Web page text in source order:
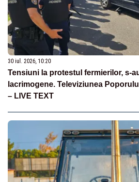
30 iul. 2026, 10:20
Tensiuni la protestul fermierilor, s-
lacrimogene. Televiziunea
– LIVE TEXT